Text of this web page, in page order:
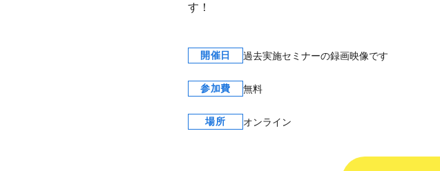
す！
開催日 過去実施セミナーの録画映像です
参加費 無料
場所 オンライン